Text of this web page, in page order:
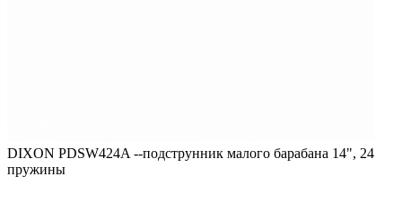
DIXON PDSW424A --подструнник малого барабана 14", 24
пружины